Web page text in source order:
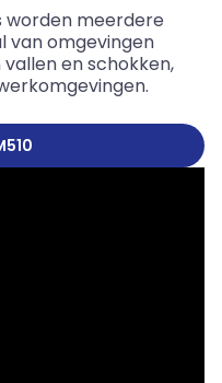
worden meerdere
van omgevingen
en schokken,